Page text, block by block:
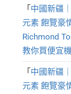
「 中國新疆
元素 飽覽豪
Richmond
教你買便宜
「中國新疆
元素 飽覽豪